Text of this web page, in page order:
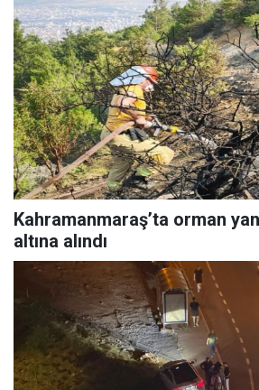
Kahramanmaraş’ta orman
altına alındı